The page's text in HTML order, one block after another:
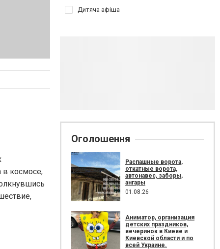
в космосе,
Дитяча афіша
Оголошення
Распашные ворота,
откатные ворота,
автонавес, заборы,
ангары
01.08.26
Аниматор, организация
детских праздников,
вечеринок в Киеве и
Киевской области и по
всей Украине.